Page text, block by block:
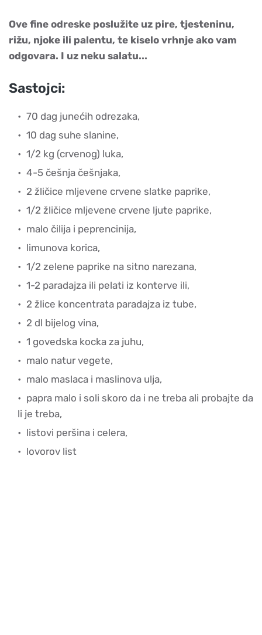
Ove fine odreske poslužite uz pire, tjesteninu,
rižu, njoke ili palentu, te kiselo vrhnje ako vam
odgovara. I uz neku salatu...
Sastojci:
70 dag junećih odrezaka,
10 dag suhe slanine,
1/2 kg (crvenog) luka,
4-5 češnja češnjaka,
2 žličice mljevene crvene slatke paprike,
1/2 žličice mljevene crvene ljute paprike,
malo čilija i peprencinija,
limunova korica,
1/2 zelene paprike na sitno narezana,
1-2 paradajza ili pelati iz konterve ili,
2 žlice koncentrata paradajza iz tube,
2 dl bijelog vina,
1 govedska kocka za juhu,
malo natur vegete,
malo maslaca i maslinova ulja,
papra malo i soli skoro da i ne treba ali probajte da
li je treba,
listovi peršina i celera,
lovorov list